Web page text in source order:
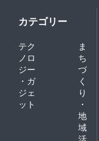
カテゴリー
テク
ノロ
ジー
・ガ
ジェ
ット
ま
ち
づ
く
り
・
地
域